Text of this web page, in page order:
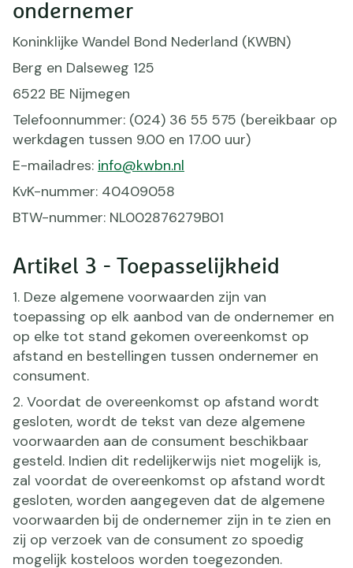
ondernemer
Koninklijke Wandel Bond Nederland (KWBN)
Berg en Dalseweg 125
6522 BE Nijmegen
Telefoonnummer: (024) 36 55 575 (bereikbaar op
werkdagen tussen 9.00 en 17.00 uur)
E-mailadres: info@kwbn.nl
KvK-nummer: 40409058
BTW-nummer: NL002876279B01
Artikel 3 - Toepasselijkheid
1. Deze algemene voorwaarden zijn van
toepassing op elk aanbod van de ondernemer en
op elke tot stand gekomen overeenkomst op
afstand en bestellingen tussen ondernemer en
consument.
2. Voordat de overeenkomst op afstand wordt
gesloten, wordt de tekst van deze algemene
voorwaarden aan de consument beschikbaar
gesteld. Indien dit redelijkerwijs niet mogelijk is,
zal voordat de overeenkomst op afstand wordt
gesloten, worden aangegeven dat de algemene
voorwaarden bij de ondernemer zijn in te zien en
zij op verzoek van de consument zo spoedig
mogelijk kosteloos worden toegezonden.